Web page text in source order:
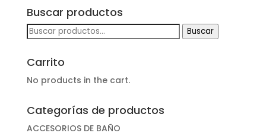
Buscar productos
Buscar
Buscar
Carrito
No products in the cart.
Categorías de productos
ACCESORIOS DE BAÑO